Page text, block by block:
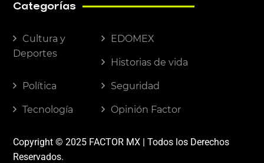
Categorías
Cultura y
Deportes
EDOMEX
Historias de vida
Política Seguridad
Tecnología Opinión Factor
Copyright © 2025 FACTOR MX | Todos los Derechos
Reservados.